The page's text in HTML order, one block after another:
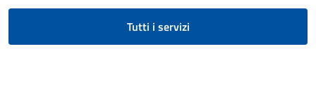
Tutti i servizi